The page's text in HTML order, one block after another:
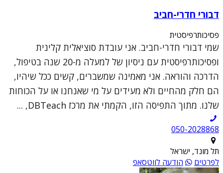
דבורי חדרי-חביב
פסיכותרפיסטית
שמי דבורי חדרי-חביב. אני עובדת סוציאלית קלינית
ופסיכותרפיסטית עם ניסיון של למעלה מ-20 שנה בטיפול,
הדרכה והוראה. אני מאמינה שמשברים, קשים ככל שיהיו,
הם חלק מהחיים ולא מעידים על מי שאנחנו או על הכוחות
שלנו. מתוך התפיסה הזו, הקמתי את מרכז DBTeach, ...
050-2028868
תל מונד, ישראל
לפרטים
הודעה לווטסאפ